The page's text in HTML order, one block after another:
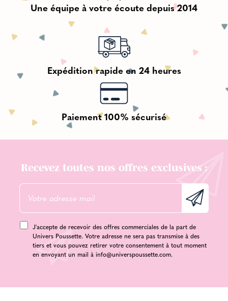
Une équipe à votre écoute depuis 2014
Expédition rapide en 24 heures
Paiement 100% sécurisé
Recevez toutes nos offres exclusives :
J'accepte de recevoir des offres commerciales de la part de
Univers Poussette. Votre adresse ne sera pas transmise à des
tiers et vous pouvez retirer votre consentement à tout moment
en envoyant un mail à info@universpoussette.com.